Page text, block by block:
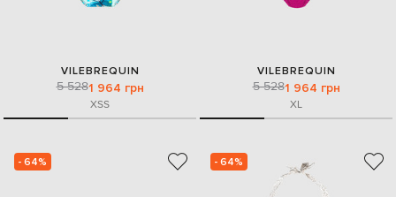
VILEBREQUIN
5 5281 964 грн
XSS
VILEBREQUIN
5 5281 964 грн
XL
- 64% - 64%